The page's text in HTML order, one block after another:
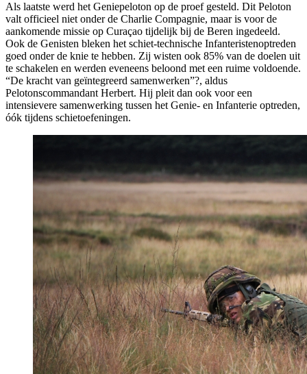
Als laatste werd het Geniepeloton op de proef gesteld. Dit Peloton
valt officieel niet onder de Charlie Compagnie, maar is voor de
aankomende missie op Curaçao tijdelijk bij de Beren ingedeeld.
Ook de Genisten bleken het schiet-technische Infanteristenoptreden
goed onder de knie te hebben. Zij wisten ook 85% van de doelen uit
te schakelen en werden eveneens beloond met een ruime voldoende.
“De kracht van geïntegreerd samenwerken”?, aldus
Pelotonscommandant Herbert. Hij pleit dan ook voor een
intensievere samenwerking tussen het Genie- en Infanterie optreden,
óók tijdens schietoefeningen.